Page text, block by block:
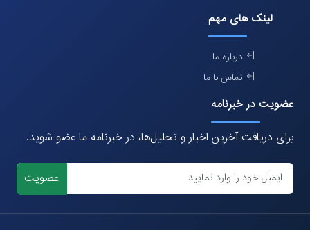
لینک های مهم
درباره ما
تماس با ما
عضویت در خبرنامه
برای دریافت آخرین اخبار و تحلیل‌ها، در خبرنامه ما عضو شوید.
عضویت